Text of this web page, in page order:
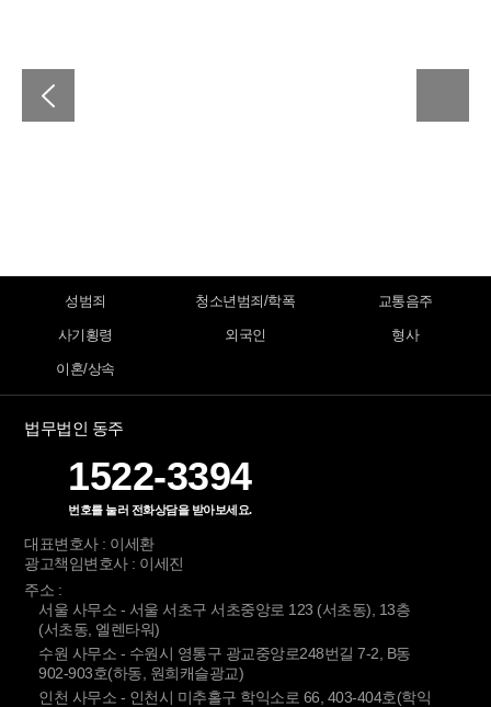
성범죄 청소년범죄/학폭 교통음주
사기횡령 외국인 형사
이혼/상속
법무법인 동주
1522-3394
번호를 눌러 전화상담을 받아보세요.
대표변호사 : 이세환
광고책임변호사 : 이세진
주소 :
서울 사무소 - 서울 서초구 서초중앙로 123 (서초동), 13층
(서초동, 엘렌타워)
수원 사무소 - 수원시 영통구 광교중앙로248번길 7-2, B동
902-903호(하동, 원희캐슬광교)
인천 사무소 - 인천시 미추홀구 학익소로 66, 403-404호(학익